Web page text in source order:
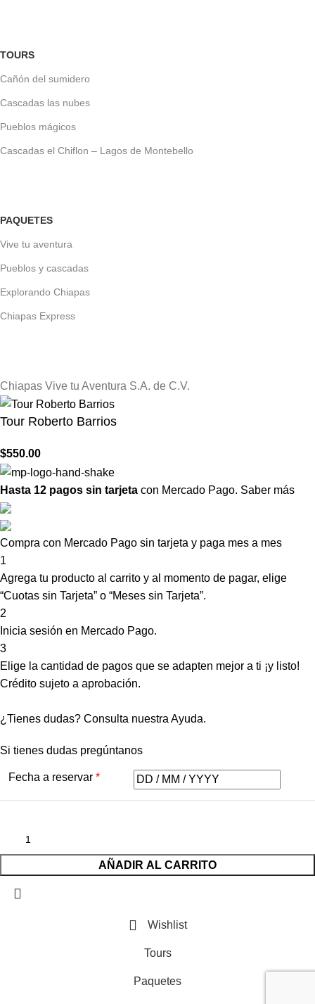
TOURS
Cañón del sumidero
Cascadas las nubes
Pueblos mágicos
Cascadas el Chiflon – Lagos de Montebello
PAQUETES
Vive tu aventura
Pueblos y cascadas
Explorando Chiapas
Chiapas Express
Chiapas Vive tu Aventura S.A. de C.V.
Tour Roberto Barrios
$550.00
Hasta 12 pagos sin tarjeta con Mercado Pago. Saber más
Compra con Mercado Pago sin tarjeta y paga mes a mes
1
Agrega tu producto al carrito y al momento de pagar, elige
“Cuotas sin Tarjeta” o “Meses sin Tarjeta”.
2
Inicia sesión en Mercado Pago.
3
Elige la cantidad de pagos que se adapten mejor a ti ¡y listo!
Crédito sujeto a aprobación.
¿Tienes dudas? Consulta nuestra Ayuda.
Si tienes dudas pregúntanos
Fecha a reservar *
AÑADIR AL CARRITO
Wishlist
Tours
Paquetes